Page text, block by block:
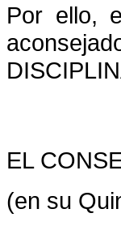
Por ello,
EL
(en su